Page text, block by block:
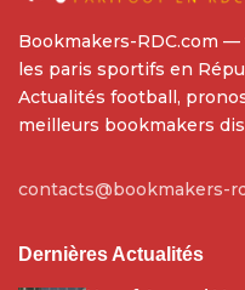
Bookmakers-RDC.com
les paris sportifs en
Actualités football,
meilleurs bookmakers
contacts@bookmakers-
Dernières Actualités